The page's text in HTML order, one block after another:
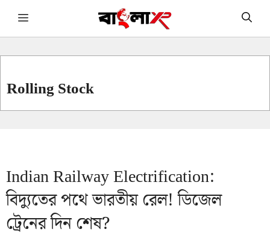
Skip Menu
Rolling Stock
Indian Railway Electrification:
বিদ্যুতের পথে ভারতীয় রেল! ডিজেল
ট্রেনের দিন শেষ?